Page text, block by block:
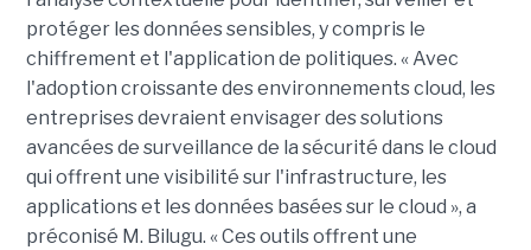
protéger les données sensibles, y compris le
chiffrement et l'application de politiques. « Avec
l'adoption croissante des environnements cloud, les
entreprises devraient envisager des solutions
avancées de surveillance de la sécurité dans le cloud
qui offrent une visibilité sur l'infrastructure, les
applications et les données basées sur le cloud », a
préconisé M. Bilugu. « Ces outils offrent une